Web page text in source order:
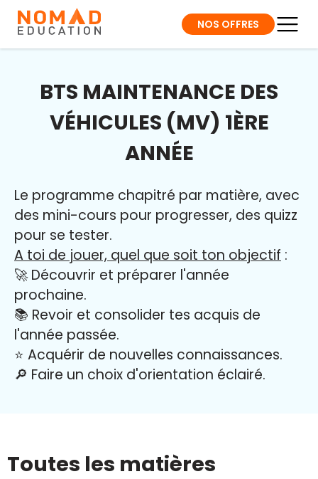
NOS OFFRES
BTS MAINTENANCE DES
VÉHICULES (MV) 1ÈRE
ANNÉE
Le programme chapitré par matière, avec
des mini-cours pour progresser, des quizz
pour se tester.
A toi de jouer, quel que soit ton objectif :
🚀 Découvrir et préparer l'année
prochaine.
📚 Revoir et consolider tes acquis de
l'année passée.
⭐️ Acquérir de nouvelles connaissances.
🔎 Faire un choix d'orientation éclairé.
Toutes les matières